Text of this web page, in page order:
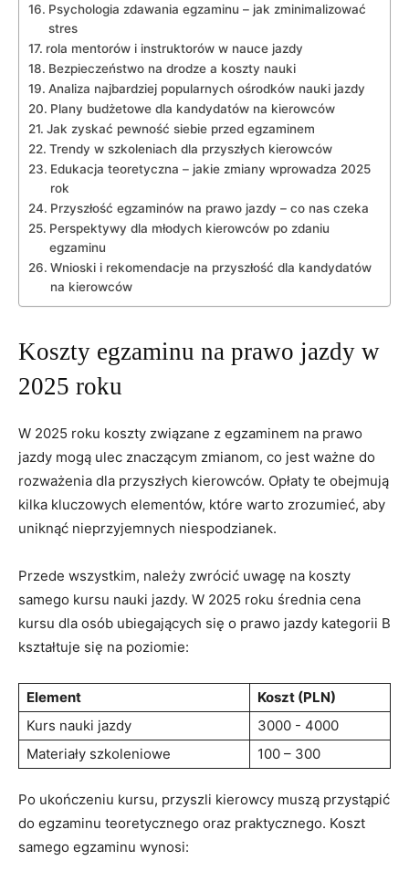
Psychologia zdawania egzaminu – jak ⁣zminimalizować
stres
rola mentorów i instruktorów w nauce ⁣jazdy
Bezpieczeństwo na drodze a koszty nauki
Analiza ​najbardziej popularnych ośrodków ‌nauki jazdy
Plany budżetowe⁣ dla kandydatów na kierowców
Jak zyskać pewność siebie przed egzaminem
Trendy w szkoleniach dla przyszłych ‌kierowców
Edukacja teoretyczna ⁢– jakie zmiany wprowadza 2025
rok
Przyszłość egzaminów na prawo jazdy – co nas czeka
Perspektywy dla młodych kierowców​ po zdaniu
⁢egzaminu
Wnioski i rekomendacje na przyszłość dla kandydatów
na kierowców
Koszty egzaminu na prawo jazdy w
2025 roku
W 2025 roku koszty związane ⁣z egzaminem na prawo
jazdy mogą ​ulec znaczącym zmianom, ⁢co jest ważne ​do
rozważenia dla przyszłych kierowców. Opłaty te obejmują
⁢kilka kluczowych elementów, które warto zrozumieć, aby
uniknąć‌ nieprzyjemnych niespodzianek.
Przede wszystkim, należy ⁤zwrócić uwagę na ⁢koszty
samego kursu nauki jazdy. W 2025 roku średnia cena
kursu dla osób ubiegających się o prawo jazdy kategorii B
kształtuje się na poziomie:
Element
Koszt (PLN)
Kurs nauki jazdy
3000 ‍-⁤ 4000
Materiały szkoleniowe
100⁤ – 300
Po ukończeniu kursu, przyszli kierowcy muszą przystąpić
do egzaminu teoretycznego oraz ​praktycznego. Koszt
samego egzaminu wynosi: